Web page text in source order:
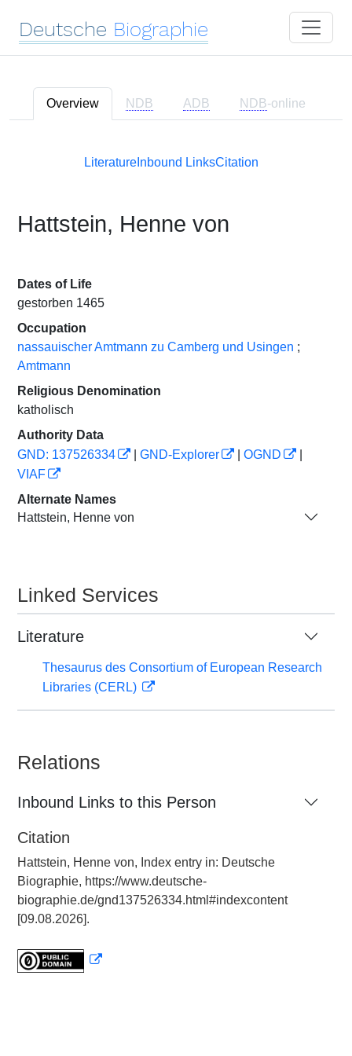
Deutsche Biographie
Overview NDB ADB NDB-online
Literature Inbound LinksCitation
Hattstein, Henne von
Dates of Life
gestorben 1465
Occupation
nassauischer Amtmann zu Camberg und Usingen ;
Amtmann
Religious Denomination
katholisch
Authority Data
GND: 137526334
GND-Explorer OGND
VIAF
Alternate Names
Hattstein, Henne von
Linked Services
Literature
Thesaurus des Consortium of European Research
Libraries (CERL)
Relations
Inbound Links to this Person
Citation
Hattstein, Henne von, Index entry in: Deutsche
Biographie, https://www.deutsche-
biographie.de/gnd137526334.html#indexcontent
[09.08.2026].